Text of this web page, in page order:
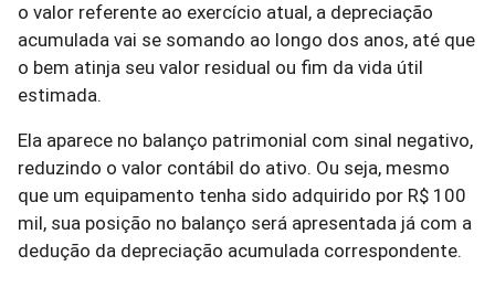
o valor referente ao exercício atual, a depreciação
acumulada vai se somando ao longo dos anos, até que
o bem atinja seu valor residual ou fim da vida útil
estimada.
Ela aparece no balanço patrimonial com sinal negativo,
reduzindo o valor contábil do ativo. Ou seja, mesmo
que um equipamento tenha sido adquirido por R$ 100
mil, sua posição no balanço será apresentada já com a
dedução da depreciação acumulada correspondente.